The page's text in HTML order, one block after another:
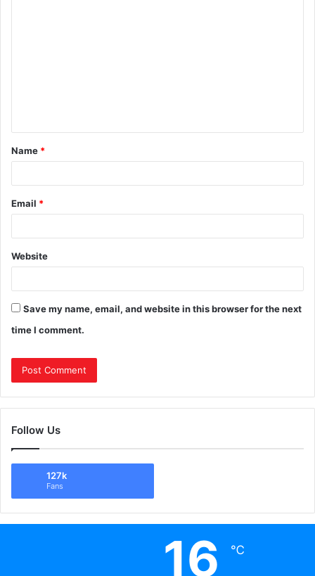
Name *
Email *
Website
Save my name, email, and website in this browser for the next
time I comment.
Follow Us
127k
Fans
16 ℃